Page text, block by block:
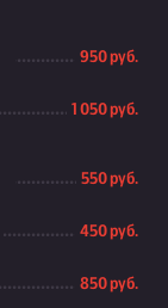
950 руб.
1 050 руб.
550 руб.
450 руб.
850 руб.